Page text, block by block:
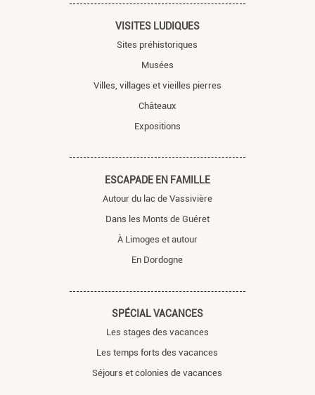
VISITES LUDIQUES
Sites préhistoriques
Musées
Villes, villages et vieilles pierres
Châteaux
Expositions
ESCAPADE EN FAMILLE
Autour du lac de Vassivière
Dans les Monts de Guéret
À Limoges et autour
En Dordogne
SPÉCIAL VACANCES
Les stages des vacances
Les temps forts des vacances
Séjours et colonies de vacances